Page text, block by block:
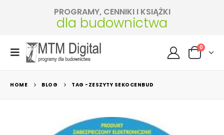
PROGRAMY, CENNIKI I KSIĄŻKI
dla budownictwa
0
HOME BLOG TAG - ZESZYTY SEKOCENBUD